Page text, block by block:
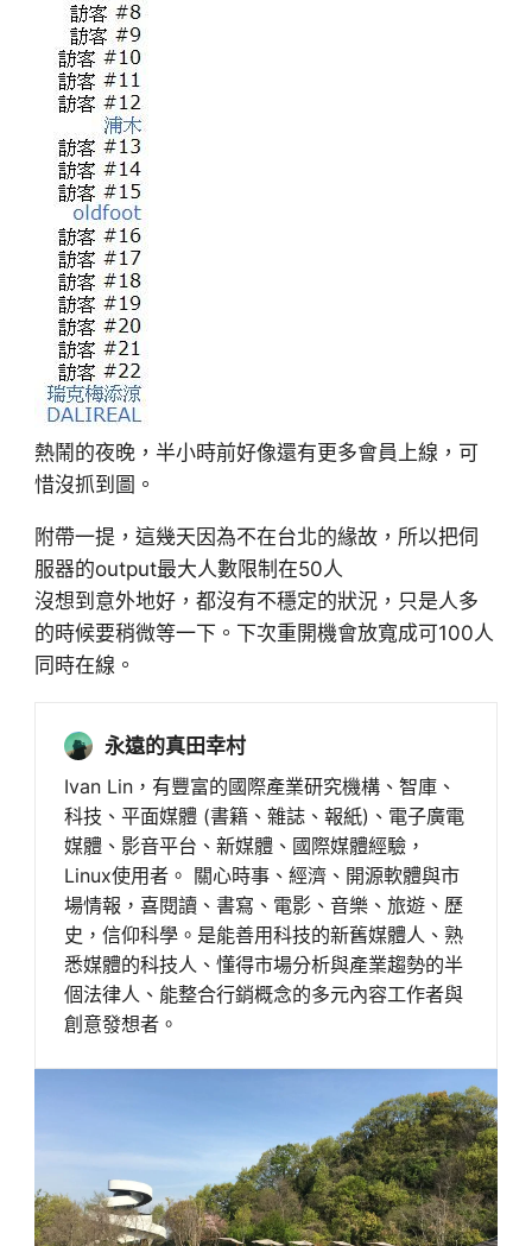
熱鬧的夜晚，半小時前好像還有更多會員上線，可
惜沒抓到圖。
附帶一提，這幾天因為不在台北的緣故，所以把伺
服器的output最大人數限制在50人
沒想到意外地好，都沒有不穩定的狀況，只是人多
的時候要稍微等一下。下次重開機會放寬成可100人
同時在線。
永遠的真田幸村
Ivan Lin，有豐富的國際產業研究機構、智庫、
科技、平面媒體 (書籍、雜誌、報紙)、電子廣電
媒體、影音平台、新媒體、國際媒體經驗，
Linux使用者。 關心時事、經濟、開源軟體與市
場情報，喜閱讀、書寫、電影、音樂、旅遊、歷
史，信仰科學。是能善用科技的新舊媒體人、熟
悉媒體的科技人、懂得市場分析與產業趨勢的半
個法律人、能整合行銷概念的多元內容工作者與
創意發想者。